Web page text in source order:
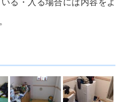
る・入る場合には内容をよ